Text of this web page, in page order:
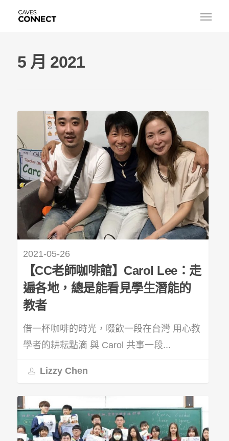
5 月 2021
2021-05-26
【CC老師咖啡館】Carol Lee：走
遍各地，總是能看見學生潛能的
教者
借一杯咖啡的時光，啜飲一段在台灣 用心教
學者的耕耘點滴 與 Carol 共事一段...
Lizzy Chen